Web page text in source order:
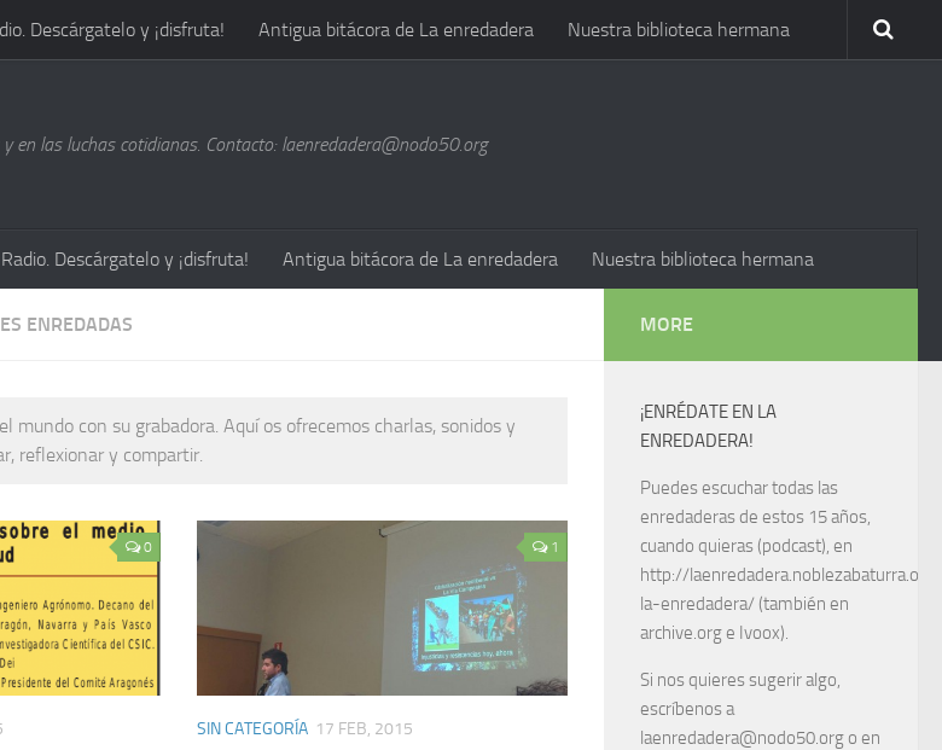
Descárgatelo y ¡disfruta! Antigua bitácora de La enredadera Nuestra biblioteca hermana
en las luchas cotidianas. Contacto: laenredadera@nodo50.org
Descárgatelo y ¡disfruta! Antigua bitácora de La enredadera Nuestra biblioteca hermana
ENREDADAS
mundo con su grabadora. Aquí os ofrecemos charlas, sonidos y
reflexionar y compartir.
0 1
SIN CATEGORÍA 17 FEB, 2015
MORE
¡ENRÉDATE EN LA
ENREDADERA!
Puedes escuchar todas las
enredaderas de estos 15 años,
cuando quieras (podcast), en
http://
la-enredadera/ (también en
archive.org e Ivoox).
Si nos quieres sugerir algo,
escríbenos a
laenredadera@nodo50.org o en